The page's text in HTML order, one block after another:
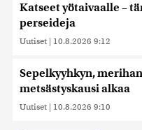
Katseet yötaivaalle –
perseideja
Uutiset | 10.8.2026 9:12
Sepelkyyhkyn,
metsästyskausi alkaa
Uutiset | 10.8.2026 9:10